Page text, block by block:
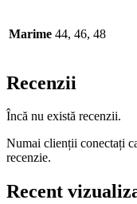
Marime 44, 46, 48
Recenzii
Încă nu există recenzii.
Numai clienții conectați
recenzie.
Recent